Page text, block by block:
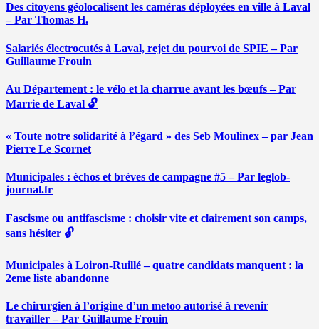
Des citoyens géolocalisent les caméras déployées en ville à Laval
– Par Thomas H.
Salariés électrocutés à Laval, rejet du pourvoi de SPIE – Par
Guillaume Frouin
Au Département : le vélo et la charrue avant les bœufs – Par
Marrie de Laval 🔓
« Toute notre solidarité à l’égard » des Seb Moulinex – par Jean
Pierre Le Scornet
Municipales : échos et brèves de campagne #5 – Par leglob-
journal.fr
Fascisme ou antifascisme : choisir vite et clairement son camps,
sans hésiter 🔓
Municipales à Loiron-Ruillé – quatre candidats manquent : la
2eme liste abandonne
Le chirurgien à l’origine d’un metoo autorisé à revenir
travailler – Par Guillaume Frouin